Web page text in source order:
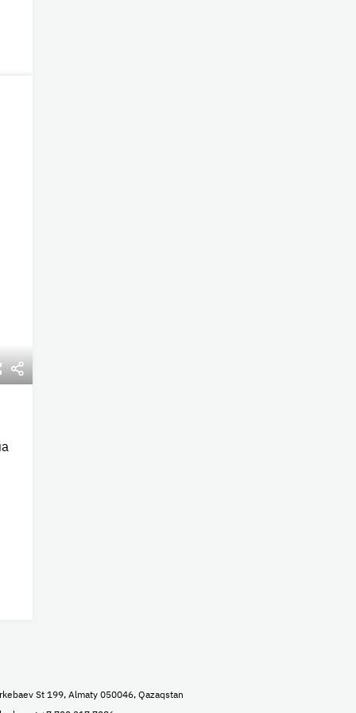
St 199, Almaty 050046, Qazaqstan